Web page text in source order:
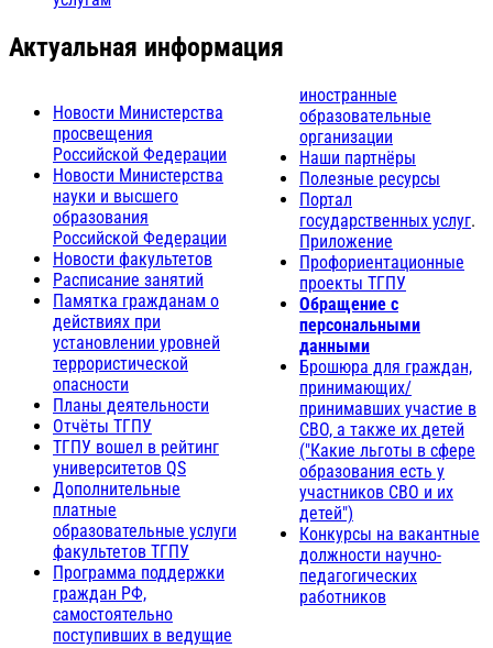
Актуальная информация
Новости Министерства
просвещения
Российской Федерации
Новости Министерства
науки и высшего
образования
Российской Федерации
Новости факультетов
Расписание занятий
Памятка гражданам о
действиях при
установлении уровней
террористической
опасности
Планы деятельности
Отчёты ТГПУ
ТГПУ вошел в рейтинг
университетов QS
Дополнительные
платные
образовательные услуги
факультетов ТГПУ
Программа поддержки
граждан РФ,
самостоятельно
поступивших в ведущие
иностранные
образовательные
организации
Наши партнёры
Полезные ресурсы
Портал
государственных услуг.
Приложение
Профориентационные
проекты ТГПУ
Обращение с
персональными
данными
Брошюра для граждан,
принимающих/
принимавших участие в
СВО, а также их детей
("Какие льготы в сфере
образования есть у
участников СВО и их
детей")
Конкурсы на вакантные
должности научно-
педагогических
работников